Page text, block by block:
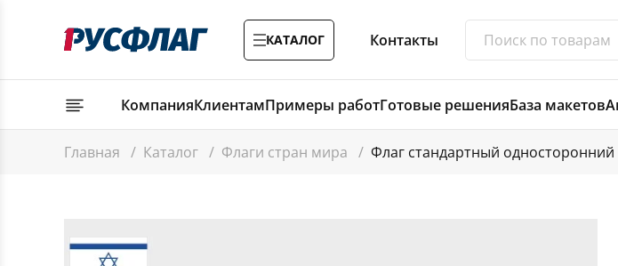
КАТАЛОГ Контакты
КомпанияКлиентамПримеры работГотовые решенияБаза макетов
Главная / Каталог / Флаги стран мира / Флаг стандартный